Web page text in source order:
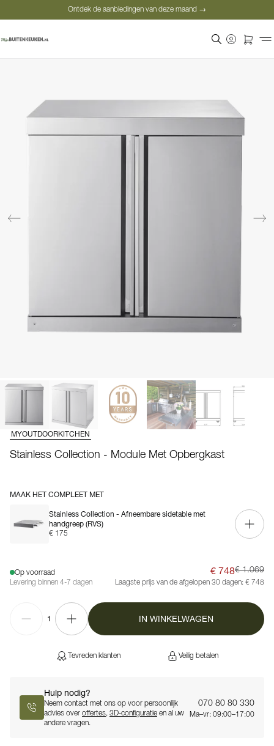
Ontdek de aanbiedingen van deze maand →
MYOUTDOORKITCHEN
Stainless Collection - Module Met Opbergkast
MAAK HET COMPLEET MET
Stainless Collection - Afneembare sidetable met
handgreep (RVS)
€ 175
Op voorraad
Levering binnen 4-7 dagen
€ 748€ 1.069
Laagste prijs van de afgelopen 30 dagen: € 748
1 IN WINKELWAGEN
Tevreden klanten Veilig betalen
Hulp nodig?
Neem contact met ons op voor persoonlijk
advies over offertes, 3D-configuratie en al uw
andere vragen.
070 80 80 330
Ma–vr: 09:00–17:00